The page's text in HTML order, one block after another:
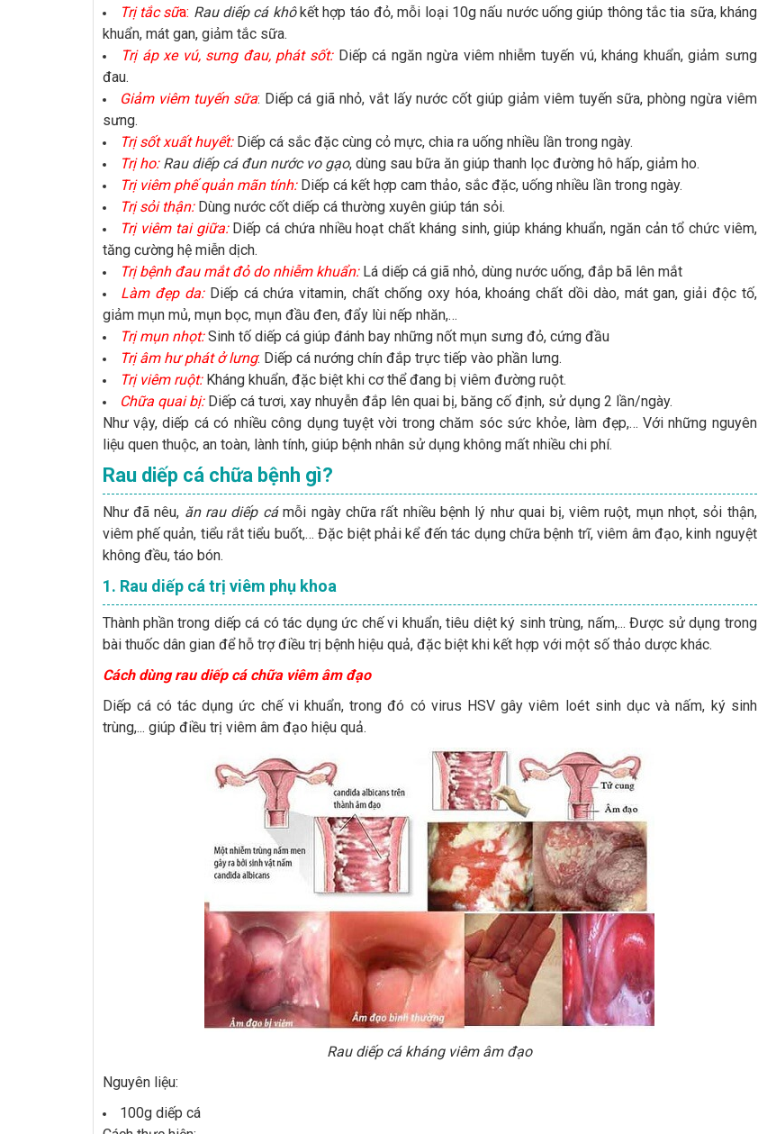
Trị tắc sữa: Rau diếp cá khôkết hợp táo đỏ, mỗi loại 10g nấu nước uống giúp thông tắc tia sữa, kháng
khuẩn, mát gan, giảm tắc sữa.
Trị áp xe vú, sưng đau, phát sốt:Diếp cá ngăn ngừa viêm nhiễm tuyến vú, kháng khuẩn, giảm sưng
đau.
Giảm viêm tuyến sữa: Diếp cá giã nhỏ, vắt lấy nước cốt giúp giảm viêm tuyến sữa, phòng ngừa viêm
sưng.
Trị sốt xuất huyết: Diếp cá sắc đặc cùng cỏ mực, chia ra uống nhiều lần trong ngày.
Trị ho: Rau diếp cá đun nước vo gạo, dùng sau bữa ăn giúp thanh lọc đường hô hấp, giảm ho.
Trị viêm phế quản mãn tính: Diếp cá kết hợp cam thảo, sắc đặc, uống nhiều lần trong ngày.
Trị sỏi thận:Dùng nước cốt diếp cá thường xuyên giúp tán sỏi.
Trị viêm tai giữa:Diếp cá chứa nhiều hoạt chất kháng sinh, giúp kháng khuẩn, ngăn cản tổ chức viêm,
tăng cường hệ miễn dịch.
Trị bệnh đau mắt đỏ do nhiễm khuẩn:Lá diếp cá giã nhỏ, dùng nước uống, đắp bã lên mắt
Làm đẹp da:Diếp cá chứa vitamin, chất chống oxy hóa, khoáng chất dồi dào, mát gan, giải độc tố,
giảm mụn mủ, mụn bọc, mụn đầu đen, đẩy lùi nếp nhăn,…
Trị mụn nhọt:Sinh tố diếp cá giúp đánh bay những nốt mụn sưng đỏ, cứng đầu
Trị âm hư phát ở lưng: Diếp cá nướng chín đắp trực tiếp vào phần lưng.
Trị viêm ruột:Kháng khuẩn, đặc biệt khi cơ thể đang bị viêm đường ruột.
Chữa quai bị:Diếp cá tươi, xay nhuyễn đắp lên quai bị, băng cố định, sử dụng 2 lần/ngày.
Như vậy, diếp cá có nhiều công dụng tuyệt vời trong chăm sóc sức khỏe, làm đẹp,… Với những nguyên
liệu quen thuộc, an toàn, lành tính, giúp bệnh nhân sử dụng không mất nhiều chi phí.
Rau diếp cá chữa bệnh gì?
Như đã nêu, ăn rau diếp cámỗi ngày chữa rất nhiều bệnh lý như quai bị, viêm ruột, mụn nhọt, sỏi thận,
viêm phế quản, tiểu rắt tiểu buốt,… Đặc biệt phải kể đến tác dụng chữa bệnh trĩ, viêm âm đạo, kinh nguyệt
không đều, táo bón.
1. Rau diếp cá trị viêm phụ khoa
Thành phần trong diếp cá có tác dụng ức chế vi khuẩn, tiêu diệt ký sinh trùng, nấm,... Được sử dụng trong
bài thuốc dân gian để hỗ trợ điều trị bệnh hiệu quả, đặc biệt khi kết hợp với một số thảo dược khác.
Cách dùng rau diếp cá chữa viêm âm đạo
Diếp cá có tác dụng ức chế vi khuẩn, trong đó có virus HSV gây viêm loét sinh dục và nấm, ký sinh
trùng,... giúp điều trị viêm âm đạo hiệu quả.
Rau diếp cá kháng viêm âm đạo
Nguyên liệu:
100g diếp cá